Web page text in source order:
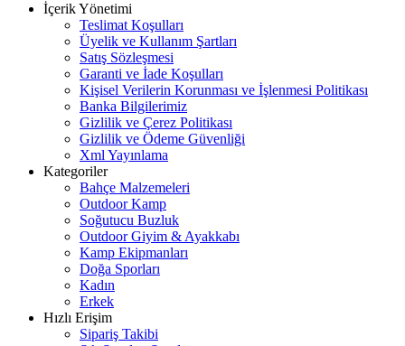
İçerik Yönetimi
Teslimat Koşulları
Üyelik ve Kullanım Şartları
Satış Sözleşmesi
Garanti ve İade Koşulları
Kişisel Verilerin Korunması ve İşlenmesi Politikası
Banka Bilgilerimiz
Gizlilik ve Çerez Politikası
Gizlilik ve Ödeme Güvenliği
Xml Yayınlama
Kategoriler
Bahçe Malzemeleri
Outdoor Kamp
Soğutucu Buzluk
Outdoor Giyim & Ayakkabı
Kamp Ekipmanları
Doğa Sporları
Kadın
Erkek
Hızlı Erişim
Sipariş Takibi